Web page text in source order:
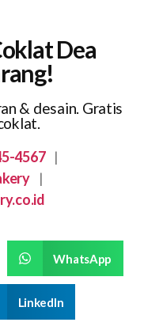
Dea
& desain. Gratis
4567|
|
WhatsApp
LinkedIn